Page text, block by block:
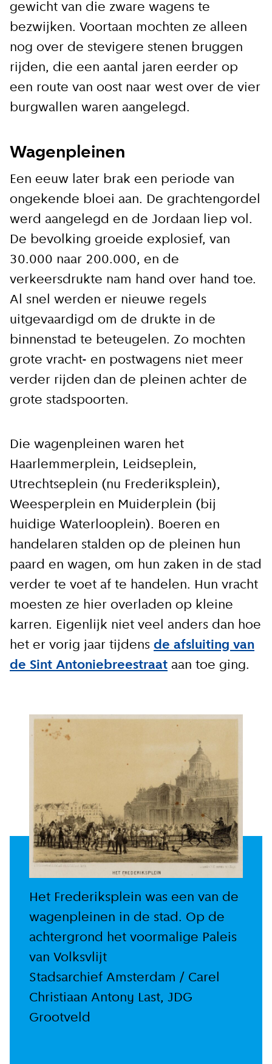
gewicht van die zware wagens te
bezwijken. Voortaan mochten ze alleen
nog over de stevigere stenen bruggen
rijden, die een aantal jaren eerder op
een route van oost naar west over de vier
burgwallen waren aangelegd.
Wagenpleinen
Een eeuw later brak een periode van
ongekende bloei aan. De grachtengordel
werd aangelegd en de Jordaan liep vol.
De bevolking groeide explosief, van
30.000 naar 200.000, en de
verkeersdrukte nam hand over hand toe.
Al snel werden er nieuwe regels
uitgevaardigd om de drukte in de
binnenstad te beteugelen. Zo mochten
grote vracht- en postwagens niet meer
verder rijden dan de pleinen achter de
grote stadspoorten.
Die wagenpleinen waren het
Haarlemmerplein, Leidseplein,
Utrechtseplein (nu Frederiksplein),
Weesperplein en Muiderplein (bij
huidige Waterlooplein). Boeren en
handelaren stalden op de pleinen hun
paard en wagen, om hun zaken in de stad
verder te voet af te handelen. Hun vracht
moesten ze hier overladen op kleine
karren. Eigenlijk niet veel anders dan hoe
het er vorig jaar tijdens de afsluiting van
de Sint Antoniebreestraat aan toe ging.
Het Frederiksplein was een van de
wagenpleinen in de stad. Op de
achtergrond het voormalige Paleis
van Volksvlijt
Stadsarchief Amsterdam / Carel
Christiaan Antony Last, JDG
Grootveld